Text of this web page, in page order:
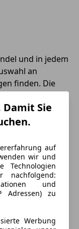
und in jedem
an
finden. Die
vom Ei, sie
Doch solch
Die
in fast jedem
Bruchteil.
mit
Sie eine
Sie einen
Damit Sie
auf
wir und
Technologien
nachfolgend:
und
Adressen) zu
Werbung